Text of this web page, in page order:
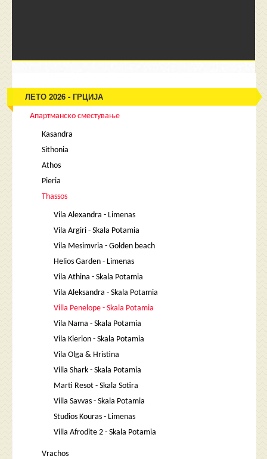
ЛЕТО 2026 - ГРЦИЈА
Апартманско сместување
Kasandra
Sithonia
Athos
Pieria
Thassos
Vila Alexandra - Limenas
Vila Argiri - Skala Potamia
Vila Mesimvria - Golden beach
Helios Garden - Limenas
Vila Athina - Skala Potamia
Vila Aleksandra - Skala Potamia
Villa Penelope - Skala Potamia
Vila Nama - Skala Potamia
Vila Kierion - Skala Potamia
Vila Olga & Hristina
Villa Shark - Skala Potamia
Marti Resot - Skala Sotira
Villa Savvas - Skala Potamia
Studios Kouras - Limenas
Villa Afrodite 2 - Skala Potamia
Vrachos